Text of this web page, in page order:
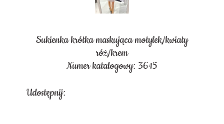
Sukienka krótka maskująca motylek/kwiaty
róż/krem
Numer katalogowy: 3615
Udostępnij: